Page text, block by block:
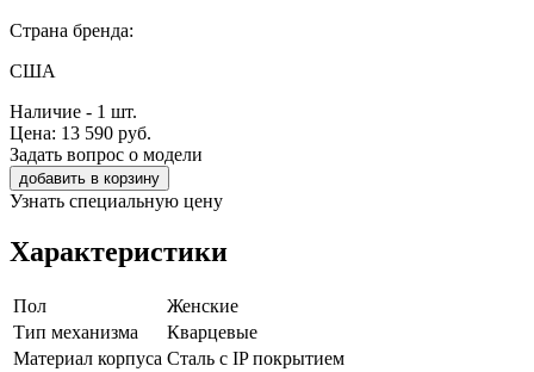
Страна бренда:
США
Наличие - 1 шт.
Цена: 13 590 руб.
Задать вопрос о модели
добавить в корзину
Узнать специальную цену
Характеристики
Пол
Женские
Тип механизма
Кварцевые
Материал корпуса Сталь с IP покрытием